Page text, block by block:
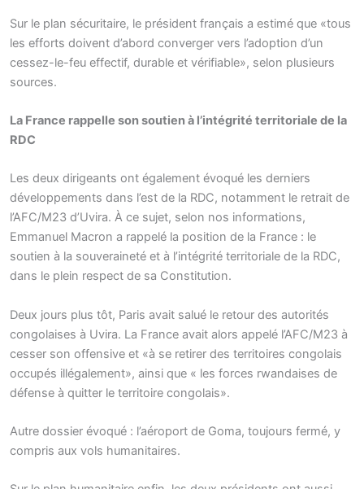
Sur le plan sécuritaire, le président français a estimé que «tous
les efforts doivent d’abord converger vers l’adoption d’un
cessez-le-feu effectif, durable et vérifiable», selon plusieurs
sources.
La France rappelle son soutien à l’intégrité territoriale de la
RDC
Les deux dirigeants ont également évoqué les derniers
développements dans l’est de la RDC, notamment le retrait de
l’AFC/M23 d’Uvira. À ce sujet, selon nos informations,
Emmanuel Macron a rappelé la position de la France : le
soutien à la souveraineté et à l’intégrité territoriale de la RDC,
dans le plein respect de sa Constitution.
Deux jours plus tôt, Paris avait salué le retour des autorités
congolaises à Uvira. La France avait alors appelé l’AFC/M23 à
cesser son offensive et «à se retirer des territoires congolais
occupés illégalement», ainsi que « les forces rwandaises de
défense à quitter le territoire congolais».
Autre dossier évoqué : l’aéroport de Goma, toujours fermé, y
compris aux vols humanitaires.